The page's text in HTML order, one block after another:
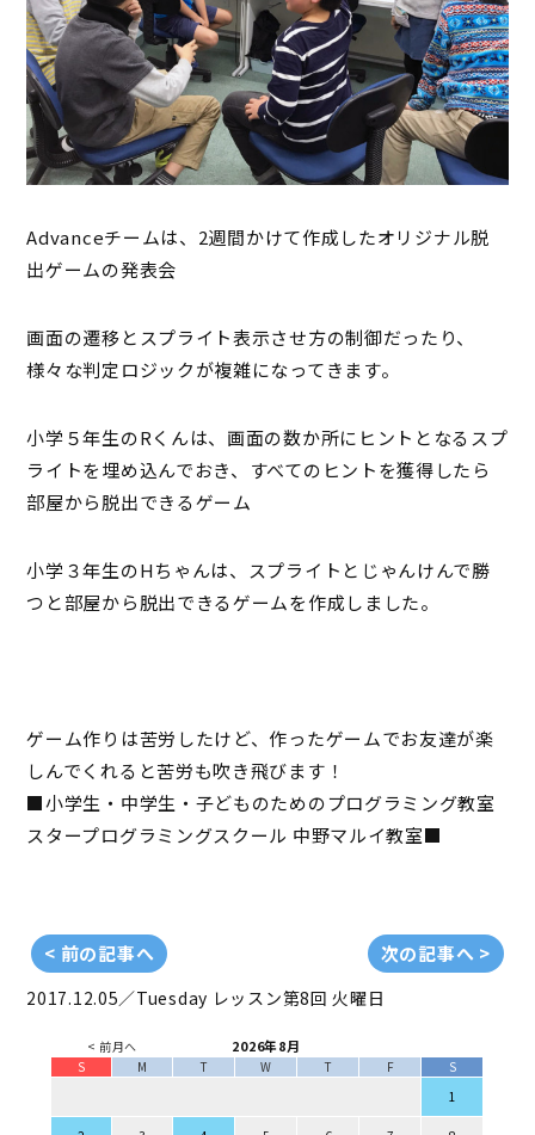
Advanceチームは、2週間かけて作成したオリジナル脱
出ゲームの発表会
画面の遷移とスプライト表示させ方の制御だったり、
様々な判定ロジックが複雑になってきます。
小学５年生のRくんは、画面の数か所にヒントとなるスプ
ライトを埋め込んでおき、すべてのヒントを獲得したら
部屋から脱出できるゲーム
小学３年生のHちゃんは、スプライトとじゃんけんで勝
つと部屋から脱出できるゲームを作成しました。
ゲーム作りは苦労したけど、作ったゲームでお友達が楽
しんでくれると苦労も吹き飛びます！
■小学生・中学生・子どものためのプログラミング教室
スタープログラミングスクール 中野マルイ教室■
< 前の記事へ 次の記事へ >
2017.12.05／Tuesday レッスン第8回 火曜日
< 前月へ 2026年8月
S M T W T F
S
1